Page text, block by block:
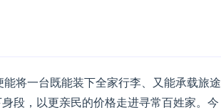
将一台既能装下全家行李、又能承载旅途
段，以更亲民的价格走进寻常百姓家。今